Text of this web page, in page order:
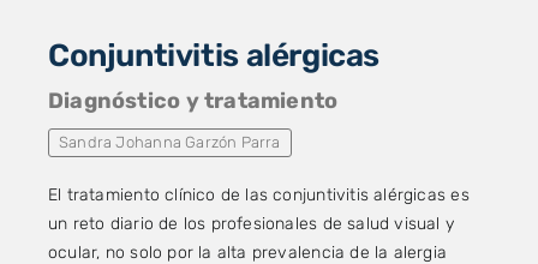
Conjuntivitis alérgicas
Diagnóstico y tratamiento
Sandra Johanna Garzón Parra
El tratamiento clínico de las conjuntivitis alérgicas es
un reto diario de los profesionales de salud visual y
ocular, no solo por la alta prevalencia de la alergia